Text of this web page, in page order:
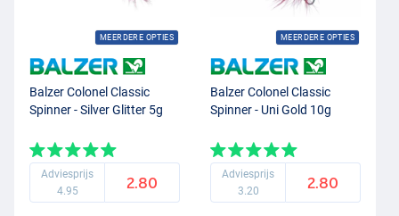
MEERDERE OPTIES
Balzer Colonel Classic
Spinner - Silver Glitter 5g
Adviesprijs
4.95
2.80
MEERDERE OPTIES
Balzer Colonel Classic
Spinner - Uni Gold 10g
Adviesprijs
3.20
2.80